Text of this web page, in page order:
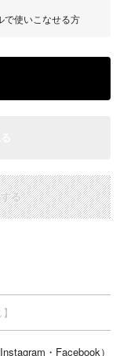
で使いこなせる方
る
・Facebook）